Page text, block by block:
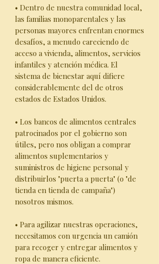
• Dentro de nuestra comunidad local,
las familias monoparentales y las
personas mayores enfrentan enormes
desafíos, a menudo careciendo de
acceso a vivienda, alimentos, servicios
infantiles y atención médica. El
sistema de bienestar aquí difiere
considerablemente del de otros
estados de Estados Unidos.
• Los bancos de alimentos centrales
patrocinados por el gobierno son
útiles, pero nos obligan a comprar
alimentos suplementarios y
suministros de higiene personal y
distribuirlos "puerta a puerta" (o "de
tienda en tienda de campaña")
nosotros mismos.
• Para agilizar nuestras operaciones,
necesitamos con urgencia un camión
para recoger y entregar alimentos y
ropa de manera eficiente.